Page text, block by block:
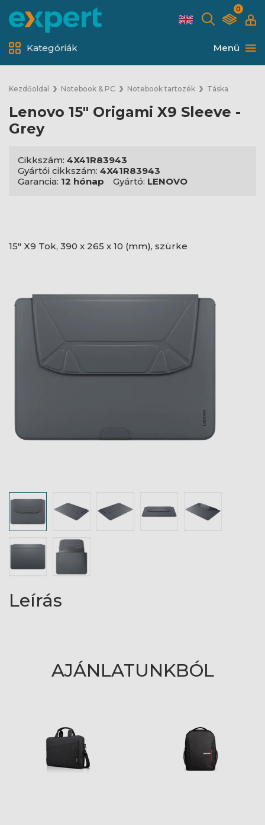
0
Menü
Kategóriák
Kezdőoldal Notebook & PC Notebook tartozék Táska
Lenovo 15" Origami X9 Sleeve -
Grey
Cikkszám: 4X41R83943
Gyártói cikkszám: 4X41R83943
Garancia: 12 hónap Gyártó: LENOVO
15" X9 Tok, 390 x 265 x 10 (mm), szürke
Leírás
AJÁNLATUNKBÓL